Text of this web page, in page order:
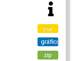
csv
gráfico
zip